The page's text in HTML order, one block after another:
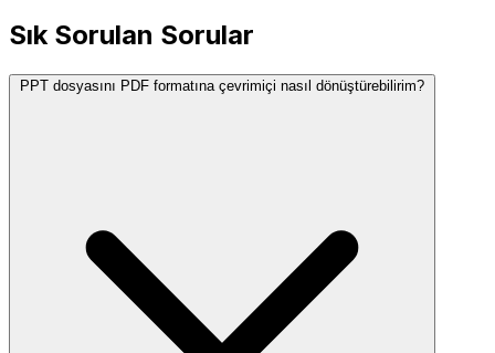
Sık Sorulan Sorular
PPT dosyasını PDF formatına çevrimiçi nasıl dönüştürebilirim?